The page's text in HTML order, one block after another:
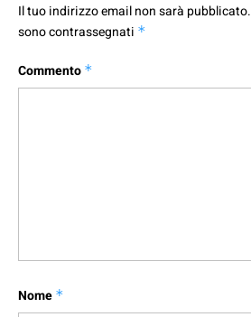
Il tuo indirizzo email non sarà pubblicato.
sono contrassegnati *
Commento *
Nome *